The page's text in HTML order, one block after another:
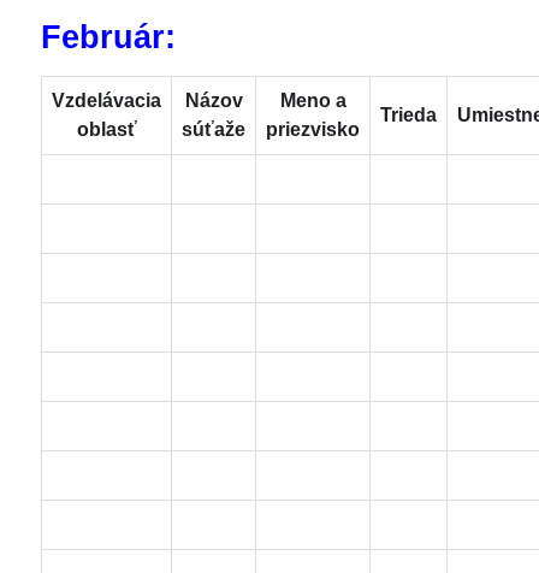
Február:
Vzdelávacia
oblasť
Názov
súťaže
Meno a
priezvisko
Trieda